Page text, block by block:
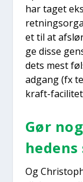
har taget
et til at
ge dis­se
dets mest
adgang (fx
kraft-
Gør
Og